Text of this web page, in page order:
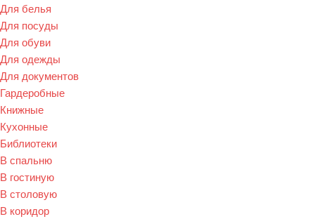
Для белья
Для посуды
Для обуви
Для одежды
Для документов
Гардеробные
Книжные
Кухонные
Библиотеки
В спальню
В гостиную
В столовую
В коридор